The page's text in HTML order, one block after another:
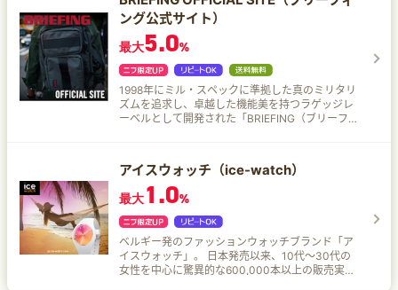
ング公式サイト）
最大5.0%
1998年にミル・スペックに準拠した真のミリタリ
ズムを追求し、卓越した機能美を持つラゲッジレ
ーベルとして開発された「BRIEFING（ブリーフィ
アイスウォッチ（ice-watch）
最大1.0%
ベルギー発のファッションウォッチブランド「ア
イスウォッチ」。 日本発売以来、10代～30代の
女性を中心に驚異的な600,000本以上の販売実績